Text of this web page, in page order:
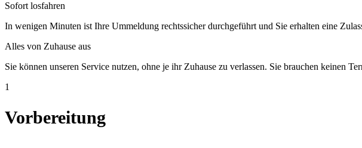
Sofort losfahren
In wenigen Minuten ist Ihre Ummeldung rechtssicher durchgeführt und Sie erhalten eine
Alles von Zuhause aus
Sie können unseren Service nutzen, ohne je ihr Zuhause zu verlassen. Sie brauchen keinen
1
Vorbereitung